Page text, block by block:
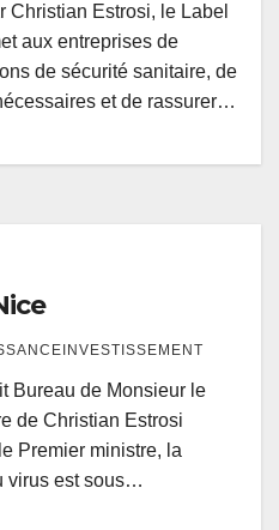
Christian Estrosi, le Label
aux entreprises de
de sécurité sanitaire, de
et de rassurer…
Bureau de Monsieur le
de Christian Estrosi
Premier ministre, la
virus est sous…